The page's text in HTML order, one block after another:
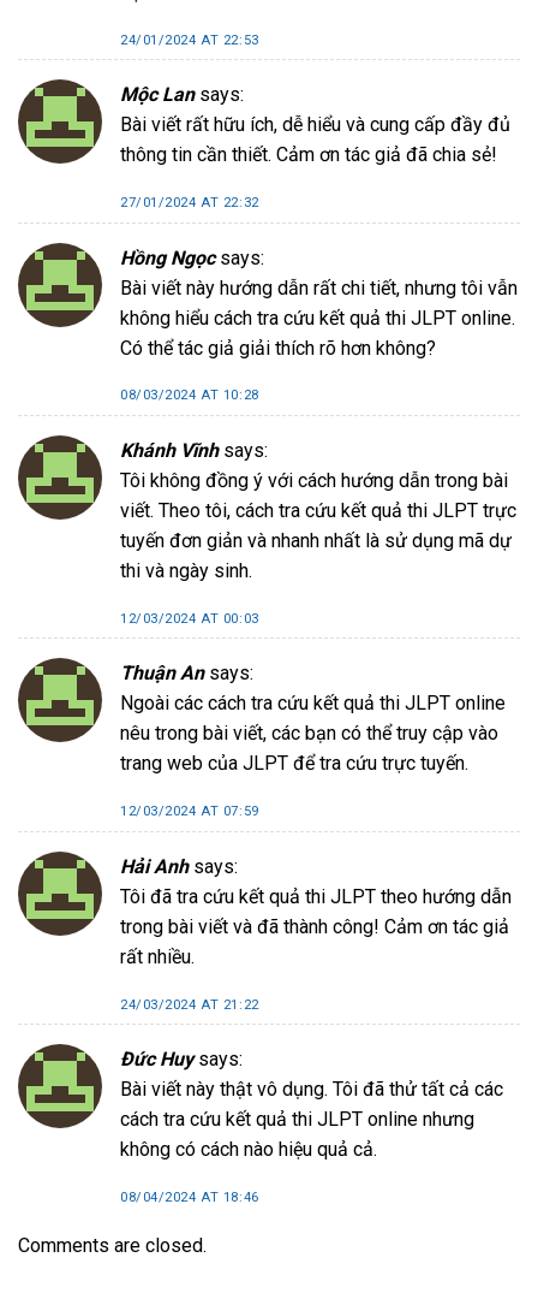
24/01/2024 AT 22:53
Mộc Lan says:
Bài viết rất hữu ích, dễ hiểu và cung cấp đầy đủ
thông tin cần thiết. Cảm ơn tác giả đã chia sẻ!
27/01/2024 AT 22:32
Hồng Ngọc says:
Bài viết này hướng dẫn rất chi tiết, nhưng tôi vẫn
không hiểu cách tra cứu kết quả thi JLPT online.
Có thể tác giả giải thích rõ hơn không?
08/03/2024 AT 10:28
Khánh Vĩnh says:
Tôi không đồng ý với cách hướng dẫn trong bài
viết. Theo tôi, cách tra cứu kết quả thi JLPT trực
tuyến đơn giản và nhanh nhất là sử dụng mã dự
thi và ngày sinh.
12/03/2024 AT 00:03
Thuận An says:
Ngoài các cách tra cứu kết quả thi JLPT online
nêu trong bài viết, các bạn có thể truy cập vào
trang web của JLPT để tra cứu trực tuyến.
12/03/2024 AT 07:59
Hải Anh says:
Tôi đã tra cứu kết quả thi JLPT theo hướng dẫn
trong bài viết và đã thành công! Cảm ơn tác giả
rất nhiều.
24/03/2024 AT 21:22
Đức Huy says:
Bài viết này thật vô dụng. Tôi đã thử tất cả các
cách tra cứu kết quả thi JLPT online nhưng
không có cách nào hiệu quả cả.
08/04/2024 AT 18:46
Comments are closed.